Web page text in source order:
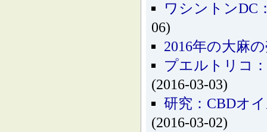
ワシントンDC
06)
2016年の大麻
プエルトリコ
(2016-03-03)
研究：CBDオ
(2016-03-02)